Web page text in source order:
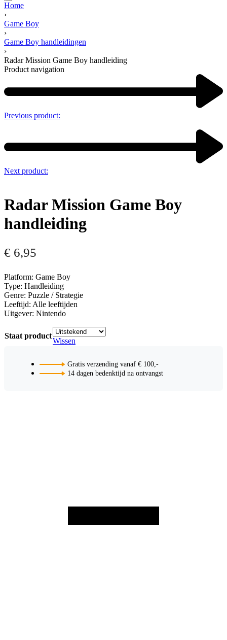
Home
›
Game Boy
›
Game Boy handleidingen
›
Radar Mission Game Boy handleiding
Product navigation
Previous product:
Next product:
Radar Mission Game Boy
handleiding
€ 6,95
Platform: Game Boy
Type: Handleiding
Genre: Puzzle / Strategie
Leeftijd: Alle leeftijden
Uitgever: Nintendo
Staat product
Wissen
Gratis verzending vanaf € 100,-
14 dagen bedenktijd na ontvangst